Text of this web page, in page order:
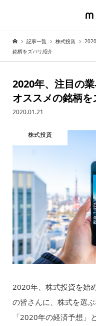
記事一覧 株式投資
銘柄をズバリ紹介
2020年、注目の
オススメの銘柄
2020.01.21
株式投資
2020年、株式投資を始
の皆さんに、株式を選
「2020年の経済予想」